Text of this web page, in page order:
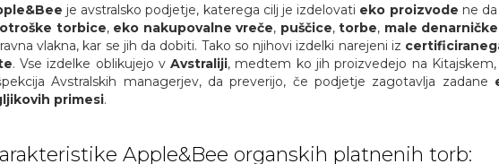
je avstralsko podjetje, katerega cilj je izdelovati eko proizvode ne
otroške torbice, eko nakupovalne vreče, puščice,torbe, male denarničke
vlakna, kar se jih da dobiti. Tako so njihovi izdelki narejeni iz
. Vse izdelke oblikujejo vAvstraliji, medtem ko jih proizvedejo na
Avstralskih managerjev, da preverijo, če podjetje zagotavlja zadane
primesi.
Apple&Bee organskih platnenih torb: